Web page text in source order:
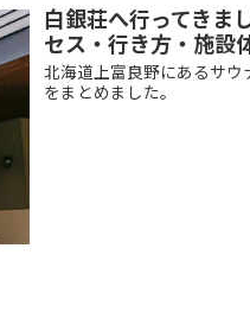
白銀荘へ行ってきま
セス・行き方・施設
北海道上富良野にあるサ
をまとめました。